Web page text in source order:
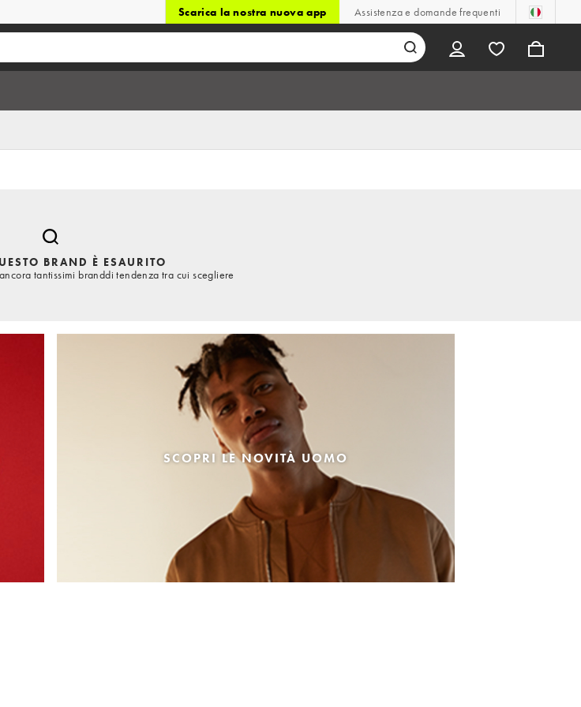
Scarica la nostra nuova app Assistenza e domande frequenti
BRAND È ESAURITO
tantissimi branddi tendenza tra cui scegliere
SCOPRI LE NOVITÀ UOMO